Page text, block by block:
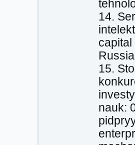
14.
15.
nauk: